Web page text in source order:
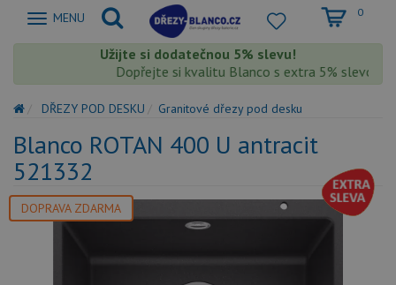
Zobrazit
MENU 0
Užijte si dodatečnou 5% slevu!
Dopřejte si kvalitu Blanco s extra 5% slevou –
DŘEZY POD DESKU Granitové dřezy pod desku
Blanco ROTAN 400 U antracit
521332
DOPRAVA ZDARMA